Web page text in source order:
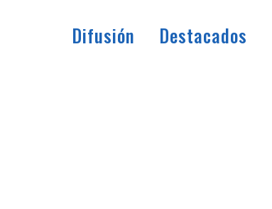
Difusión Destacados